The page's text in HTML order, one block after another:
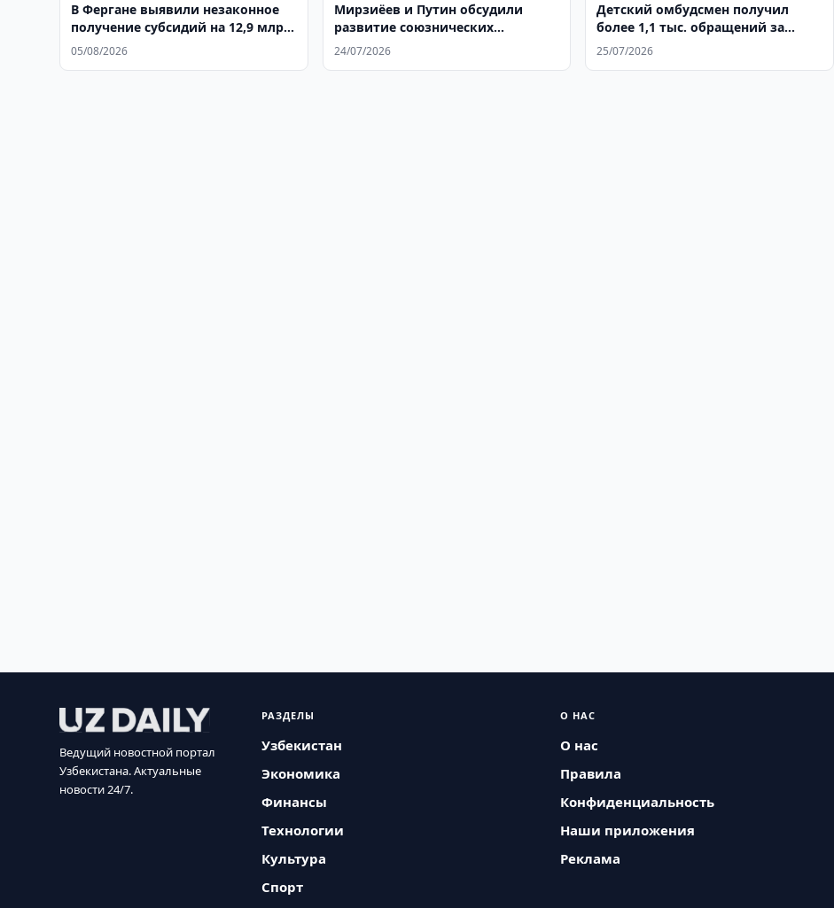
В Фергане выявили незаконное
получение субсидий на 12,9 млрд.
сумов
05/08/2026
Мирзиёев и Путин обсудили
развитие союзнических
отношений
24/07/2026
Детский омбудсмен получил
более 1,1 тыс. обращений за
полгода
25/07/2026
Ведущий новостной портал
Узбекистана. Актуальные
новости 24/7.
РАЗДЕЛЫ
Узбекистан
Экономика
Финансы
Технологии
Культура
Спорт
О НАС
О нас
Правила
Конфиденциальность
Наши приложения
Реклама